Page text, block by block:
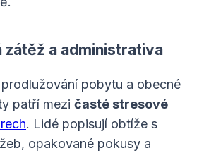
zátěž a administrativa
pobytu a obecné
patří mezi časté stresové
. Lidé popisují obtíže s
opakované pokusy a